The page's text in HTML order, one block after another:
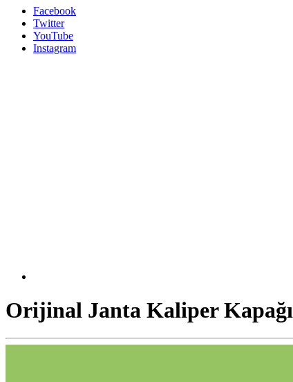
Facebook
Twitter
YouTube
Instagram
Orijinal Janta Kaliper Kapağı